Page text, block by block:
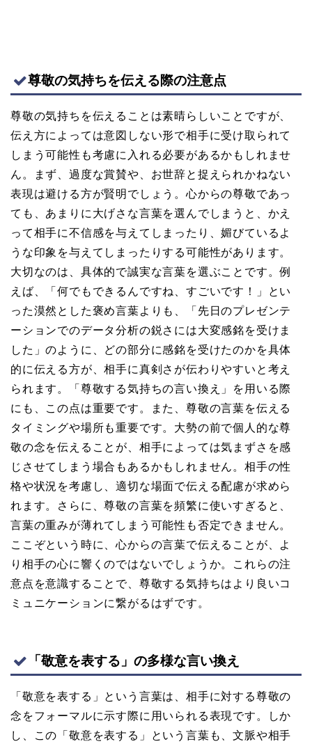
尊敬の気持ちを伝える際の注意点
尊敬の気持ちを伝えることは素晴らしいことですが、
伝え方によっては意図しない形で相手に受け取られて
しまう可能性も考慮に入れる必要があるかもしれませ
ん。まず、過度な賞賛や、お世辞と捉えられかねない
表現は避ける方が賢明でしょう。心からの尊敬であっ
ても、あまりに大げさな言葉を選んでしまうと、かえ
って相手に不信感を与えてしまったり、媚びているよ
うな印象を与えてしまったりする可能性があります。
大切なのは、具体的で誠実な言葉を選ぶことです。例
えば、「何でもできるんですね、すごいです！」とい
った漠然とした褒め言葉よりも、「先日のプレゼンテ
ーションでのデータ分析の鋭さには大変感銘を受けま
した」のように、どの部分に感銘を受けたのかを具体
的に伝える方が、相手に真剣さが伝わりやすいと考え
られます。「尊敬する気持ちの言い換え」を用いる際
にも、この点は重要です。また、尊敬の言葉を伝える
タイミングや場所も重要です。大勢の前で個人的な尊
敬の念を伝えることが、相手によっては気まずさを感
じさせてしまう場合もあるかもしれません。相手の性
格や状況を考慮し、適切な場面で伝える配慮が求めら
れます。さらに、尊敬の言葉を頻繁に使いすぎると、
言葉の重みが薄れてしまう可能性も否定できません。
ここぞという時に、心からの言葉で伝えることが、よ
り相手の心に響くのではないでしょうか。これらの注
意点を意識することで、尊敬する気持ちはより良いコ
ミュニケーションに繋がるはずです。
「敬意を表する」の多様な言い換え
「敬意を表する」という言葉は、相手に対する尊敬の
念をフォーマルに示す際に用いられる表現です。しか
し、この「敬意を表する」という言葉も、文脈や相手